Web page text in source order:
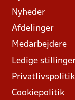
Nyheder
Afdelinger
Medarbejdere
Ledige
Privatlivspolitik
Cookiepolitik